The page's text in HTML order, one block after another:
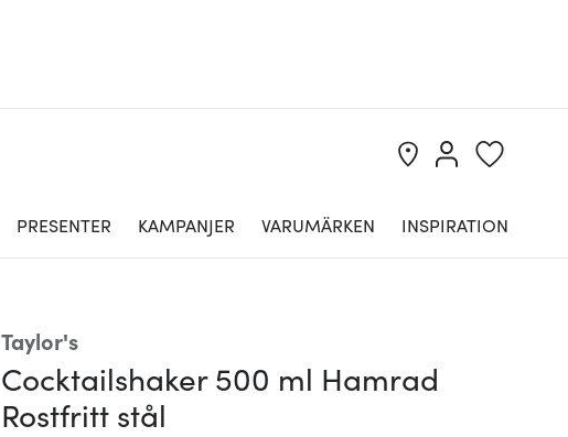
PRESENTER KAMPANJER VARUMÄRKEN INSPIRATION
Taylor's
Cocktailshaker 500 ml Hamrad
Rostfritt stål